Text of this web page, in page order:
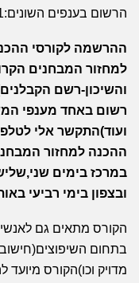
הרשום בענפים השונים:131א1,א1190א1,111א1 ועוד.
ההרשמה לקורסי
למחזור המבחנים
והשיכון-רשם
ההכנה למחזור
ובצפון בימי רביעי
הקורס מתאים גם
בתחום
מדויק וכו)הקורס מיועד